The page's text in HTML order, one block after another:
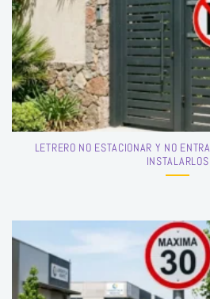
LETRERO NO ESTACIONAR Y NO
INSTALARLOS